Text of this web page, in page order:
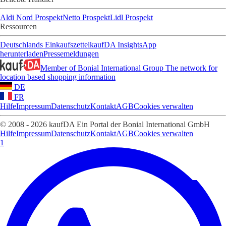
Aldi Nord ProspektNetto ProspektLidl Prospekt
Ressourcen
Deutschlands EinkaufszettelkaufDA InsightsApp
herunterladenPressemeldungen
Member of Bonial International Group The network for
location based shopping information
DE
FR
HilfeImpressumDatenschutzKontaktAGBCookies verwalten
© 2008 - 2026 kaufDA Ein Portal der Bonial International GmbH
HilfeImpressumDatenschutzKontaktAGBCookies verwalten
1